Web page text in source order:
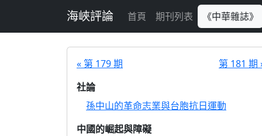
海峽評論 首頁 期刊列表 《中華雜誌》
« 第 179 期
第 181 期
社論
孫中山的革命志業與台胞抗日運動
中國的崛起與障礙